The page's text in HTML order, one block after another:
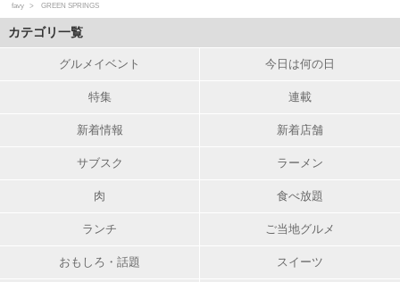
favy GREEN SPRINGS
カテゴリ一覧
グルメイベント 今日は何の日
特集 連載
新着情報 新着店舗
サブスク ラーメン
肉 食べ放題
ランチ ご当地グルメ
おもしろ・話題 スイーツ